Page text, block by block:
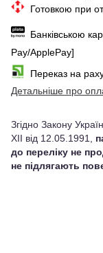
Готовкою при
Банківською
Pay/ApplePay]
Переказ на
Детальніше про
Згідно Закону
XII від 12.05.1991,
до переліку не
не підлягають